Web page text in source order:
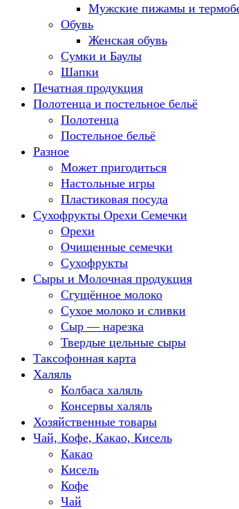
Мужские пижамы и
Обувь
Женская обувь
Сумки и Баулы
Шапки
Печатная продукция
Полотенца и постельное бельё
Полотенца
Постельное бельё
Разное
Может пригодиться
Настольные игры
Пластиковая посуда
Сухофрукты Орехи Семечки
Орехи
Очищенные семечки
Сухофрукты
Сыры и Молочная продукция
Сгущённое молоко
Сухое молоко и сливки
Сыр — нарезка
Твердые цельные сыры
Таксофонная карта
Халяль
Колбаса халяль
Консервы халяль
Хозяйственные товары
Чай, Кофе, Какао, Кисель
Какао
Кисель
Кофе
Чай